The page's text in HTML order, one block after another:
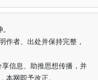
作者、出处并保持完整，
信息、助推思想传播，并
网即予改正。